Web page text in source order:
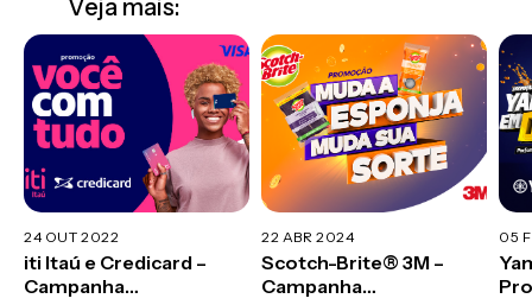
Veja mais:
24 OUT 2022
iti Itaú e Credicard –
Campanha
22 ABR 2024
Scotch-Brite® 3M –
Campanha
05